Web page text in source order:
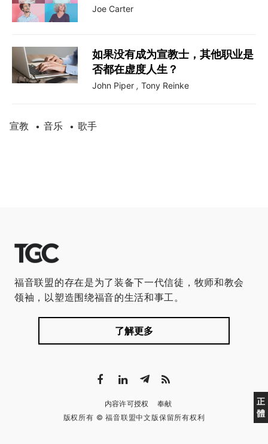
Joe Carter
如果没有成为宣教士，其他职业是
否都在虚度人生？
John Piper , Tony Reinke
宣教 • 音乐 • 歌手
正
體
福音联盟的存在是为了装备下一代信徒，牧师和教会
领袖，以塑造围绕福音的生活和事工。
了解更多
内容许可授权
奉献
版权所有 © 福音联盟中文版保留所有权利